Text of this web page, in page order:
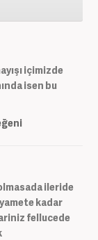
içimizde
isen bu
ileride
kadar
fellucede